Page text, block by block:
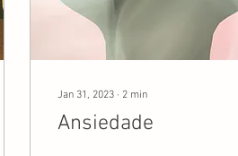
Jan 31, 2023 ∙ 2 min
Ansiedade